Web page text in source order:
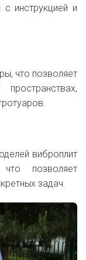
инструкцией и
что позволяет
виброплит
что позволяет
задач.